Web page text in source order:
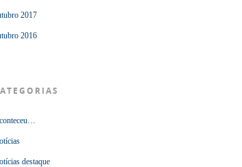
2017
2016
destaque